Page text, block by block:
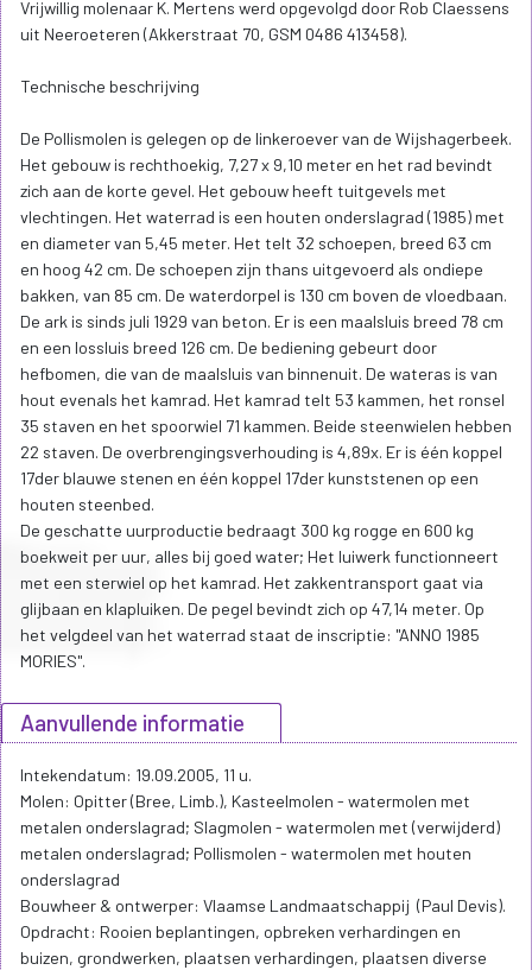
Vrijwillig molenaar K. Mertens werd opgevolgd door Rob Claessens
uit Neeroeteren (Akkerstraat 70, GSM 0486 413458).
Technische beschrijving
De Pollismolen is gelegen op de linkeroever van de Wijshagerbeek.
Het gebouw is rechthoekig, 7,27 x 9,10 meter en het rad bevindt
zich aan de korte gevel. Het gebouw heeft tuitgevels met
vlechtingen. Het waterrad is een houten onderslagrad (1985) met
en diameter van 5,45 meter. Het telt 32 schoepen, breed 63 cm
en hoog 42 cm. De schoepen zijn thans uitgevoerd als ondiepe
bakken, van 85 cm. De waterdorpel is 130 cm boven de vloedbaan.
De ark is sinds juli 1929 van beton. Er is een maalsluis breed 78 cm
en een lossluis breed 126 cm. De bediening gebeurt door
hefbomen, die van de maalsluis van binnenuit. De wateras is van
hout evenals het kamrad. Het kamrad telt 53 kammen, het ronsel
35 staven en het spoorwiel 71 kammen. Beide steenwielen hebben
22 staven. De overbrengingsverhouding is 4,89x. Er is één koppel
17der blauwe stenen en één koppel 17der kunststenen op een
houten steenbed.
De geschatte uurproductie bedraagt 300 kg rogge en 600 kg
boekweit per uur, alles bij goed water; Het luiwerk functionneert
met een sterwiel op het kamrad. Het zakkentransport gaat via
glijbaan en klapluiken. De pegel bevindt zich op 47,14 meter. Op
het velgdeel van het waterrad staat de inscriptie: "ANNO 1985
MORIES".
Aanvullende informatie
Intekendatum: 19.09.2005, 11 u.
Molen: Opitter (Bree, Limb.), Kasteelmolen - watermolen met
metalen onderslagrad; Slagmolen - watermolen met (verwijderd)
metalen onderslagrad; Pollismolen - watermolen met houten
onderslagrad
Bouwheer & ontwerper: Vlaamse Landmaatschappij (Paul Devis).
Opdracht: Rooien beplantingen, opbreken verhardingen en
buizen, grondwerken, plaatsen verhardingen, plaatsen diverse